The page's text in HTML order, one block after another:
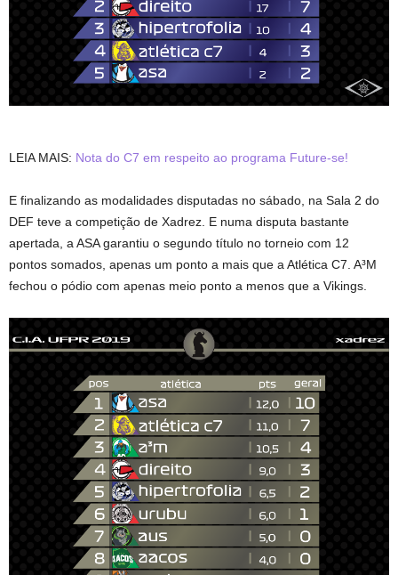
LEIA MAIS: Nota do C7 em respeito ao programa Future-se!
E finalizando as modalidades disputadas no sábado, na Sala 2 do
DEF teve a competição de Xadrez. E numa disputa bastante
apertada, a ASA garantiu o segundo título no torneio com 12
pontos somados, apenas um ponto a mais que a Atlética C7. A³M
fechou o pódio com apenas meio ponto a menos que a Vikings.